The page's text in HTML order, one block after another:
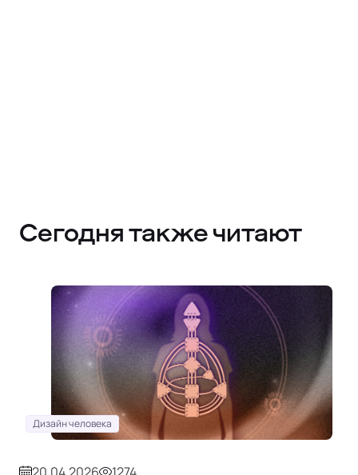
Сегодня также читают
Дизайн человека